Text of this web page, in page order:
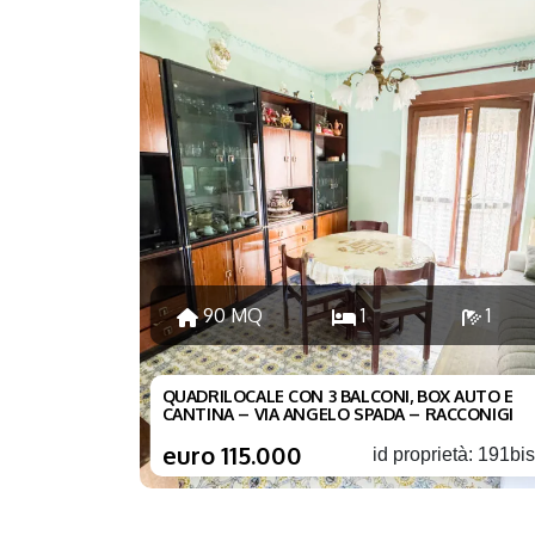
90 MQ 1 1
QUADRILOCALE CON 3 BALCONI, BOX AUTO E
CANTINA – VIA ANGELO SPADA – RACCONIGI
id proprietà: 191bis
euro 115.000